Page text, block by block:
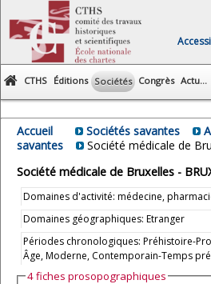
CTHS Éditions Sociétés Congrès Actu...
Accueil Sociétés savantes
savantes
Société médicale de
Société médicale de Bruxelles -
Domaines d'activité: médecine,
Domaines géographiques: Etranger
Périodes chronologiques: Préhistoire-
Âge, Moderne, Contemporain-Temps
4 fiches prosopographiques